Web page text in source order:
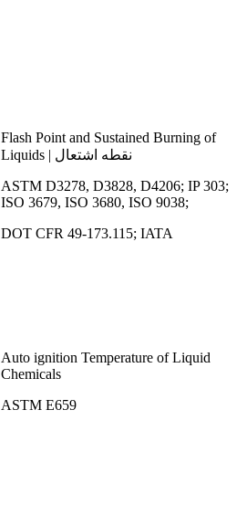
Flash Point and Sustained Burning of
Liquids | نقطه اشتعال
ASTM D3278, D3828, D4206; IP 303;
ISO 3679, ISO 3680, ISO 9038;
DOT CFR 49-173.115; IATA
Auto ignition Temperature of Liquid
Chemicals
ASTM E659